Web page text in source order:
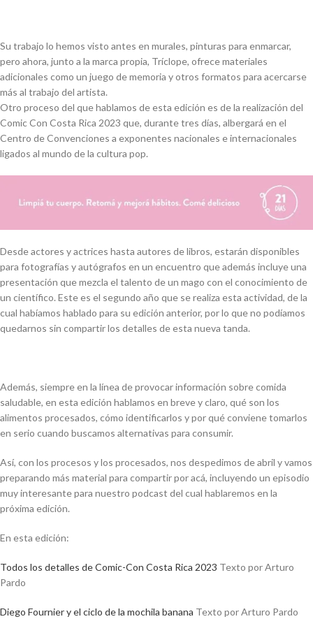
Su trabajo lo hemos visto antes en murales, pinturas para enmarcar,
pero ahora, junto a la marca propia, Tríclope, ofrece materiales
adicionales como un juego de memoria y otros formatos para acercarse
más al trabajo del artista.
Otro proceso del que hablamos de esta edición es de la realización del
Comic Con Costa Rica 2023 que, durante tres días, albergará en el
Centro de Convenciones a exponentes nacionales e internacionales
ligados al mundo de la cultura pop.
Desde actores y actrices hasta autores de libros, estarán disponibles
para fotografías y autógrafos en un encuentro que además incluye una
presentación que mezcla el talento de un mago con el conocimiento de
un científico. Este es el segundo año que se realiza esta actividad, de la
cual habíamos hablado para su edición anterior, por lo que no podíamos
quedarnos sin compartir los detalles de esta nueva tanda.
Además, siempre en la línea de provocar información sobre comida
saludable, en esta edición hablamos en breve y claro, qué son los
alimentos procesados, cómo identificarlos y por qué conviene tomarlos
en serio cuando buscamos alternativas para consumir.
Así, con los procesos y los procesados, nos despedimos de abril y vamos
preparando más material para compartir por acá, incluyendo un episodio
muy interesante para nuestro podcast del cual hablaremos en la
próxima edición.
En esta edición:
Todos los detalles de Comic-Con Costa Rica 2023 Texto por Arturo
Pardo
Diego Fournier y el ciclo de la mochila banana Texto por Arturo Pardo